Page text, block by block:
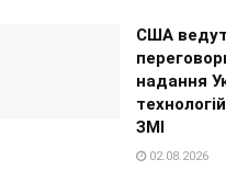
США
надання
ЗМІ
02.08.2026